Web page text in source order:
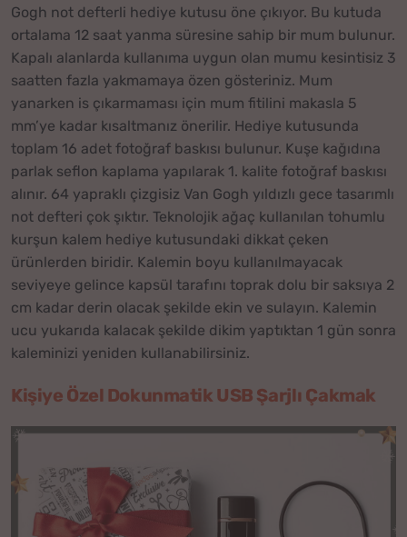
Gogh not defterli hediye kutusu öne çıkıyor. Bu kutuda
ortalama 12 saat yanma süresine sahip bir mum bulunur.
Kapalı alanlarda kullanıma uygun olan mumu kesintisiz 3
saatten fazla yakmamaya özen gösteriniz. Mum
yanarken is çıkarmaması için mum fitilini makasla 5
mm’ye kadar kısaltmanız önerilir. Hediye kutusunda
toplam 16 adet fotoğraf baskısı bulunur. Kuşe kağıdına
parlak seflon kaplama yapılarak 1. kalite fotoğraf baskısı
alınır. 64 yapraklı çizgisiz Van Gogh yıldızlı gece tasarımlı
not defteri çok şıktır. Teknolojik ağaç kullanılan tohumlu
kurşun kalem hediye kutusundaki dikkat çeken
ürünlerden biridir. Kalemin boyu kullanılmayacak
seviyeye gelince kapsül tarafını toprak dolu bir saksıya 2
cm kadar derin olacak şekilde ekin ve sulayın. Kalemin
ucu yukarıda kalacak şekilde dikim yaptıktan 1 gün sonra
kaleminizi yeniden kullanabilirsiniz.
Kişiye Özel Dokunmatik USB Şarjlı Çakmak